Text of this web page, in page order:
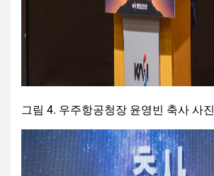
그림 4. 우주항공청장 윤영빈 축사 사진